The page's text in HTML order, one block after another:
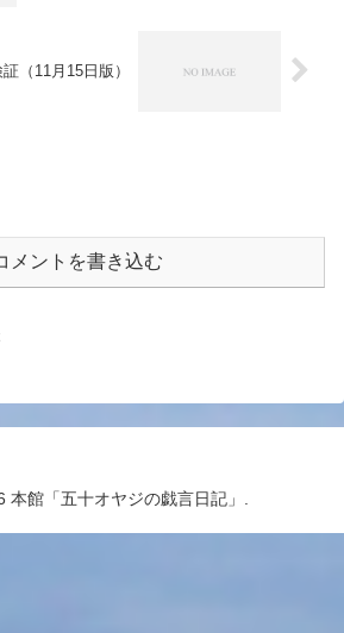
証（11月15日版）
メントを書き込む
館「五十オヤジの戯言日記」.